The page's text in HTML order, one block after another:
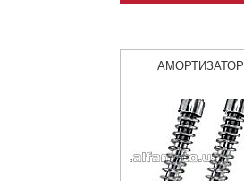
АМОРТИЗАТОР